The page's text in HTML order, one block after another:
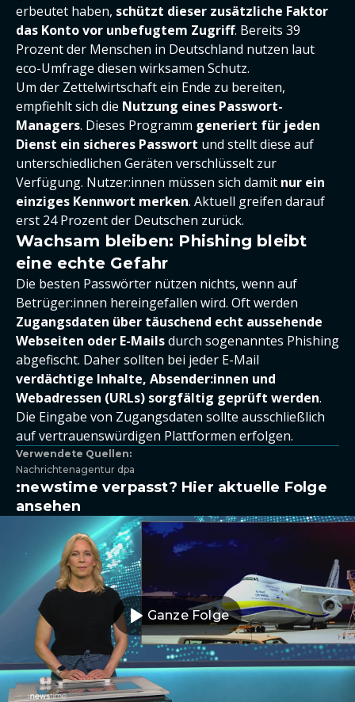
erbeutet haben, schützt dieser zusätzliche Faktor
das Konto vor unbefugtem Zugriff. Bereits 39
Prozent der Menschen in Deutschland nutzen laut
eco-Umfrage diesen wirksamen Schutz.
Um der Zettelwirtschaft ein Ende zu bereiten,
empfiehlt sich die Nutzung eines Passwort-
Managers. Dieses Programm generiert für jeden
Dienst ein sicheres Passwort und stellt diese auf
unterschiedlichen Geräten verschlüsselt zur
Verfügung. Nutzer:innen müssen sich damit nur ein
einziges Kennwort merken. Aktuell greifen darauf
erst 24 Prozent der Deutschen zurück.
Wachsam bleiben: Phishing bleibt
eine echte Gefahr
Die besten Passwörter nützen nichts, wenn auf
Betrüger:innen hereingefallen wird. Oft werden
Zugangsdaten über täuschend echt aussehende
Webseiten oder E-Mailsdurch sogenanntes Phishing
abgefischt. Daher sollten bei jeder E-Mail
verdächtige Inhalte, Absender:innen und
Webadressen (URLs) sorgfältig geprüft werden.
Die Eingabe von Zugangsdaten sollte ausschließlich
auf vertrauenswürdigen Plattformen erfolgen.
Verwendete Quellen:
Nachrichtenagentur dpa
:newstime verpasst? Hier aktuelle Folge
ansehen
Ganze Folge